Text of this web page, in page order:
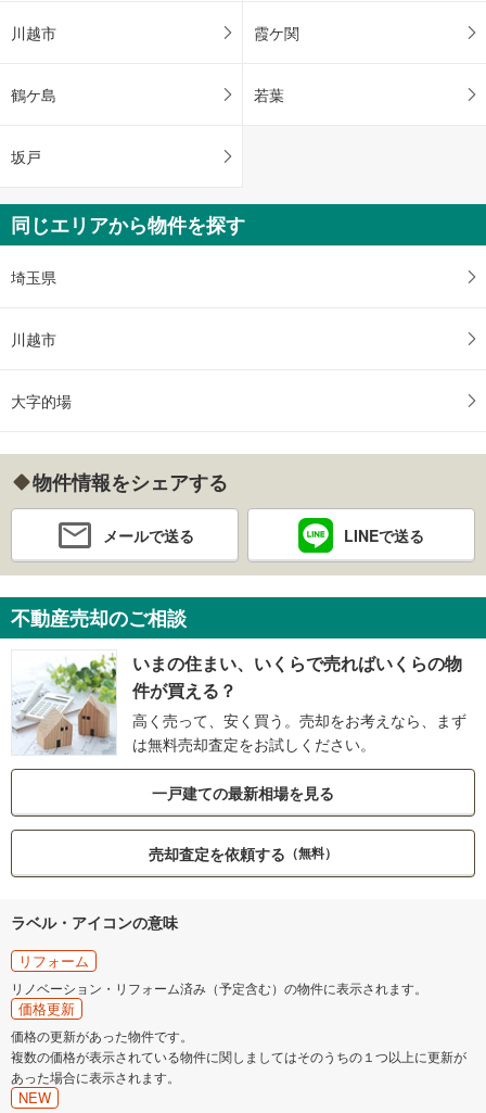
川越市 霞ケ関
鶴ケ島 若葉
坂戸
同じエリアから物件を探す
埼玉県
川越市
大字的場
物件情報をシェアする
メールで送る LINEで送る
不動産売却のご相談
いまの住まい、いくらで売ればいくらの物
件が買える？
高く売って、安く買う。売却をお考えなら、まず
は無料売却査定をお試しください。
一戸建ての最新相場を見る
売却査定を依頼する （無料）
ラベル・アイコンの意味
リフォーム
リノベーション・リフォーム済み（予定含む）の物件に表示されます。
価格更新
価格の更新があった物件です。
複数の価格が表示されている物件に関しましてはそのうちの１つ以上に更新が
あった場合に表示されます。
NEW